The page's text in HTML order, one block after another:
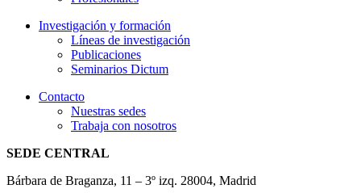
Investigación y formación
Líneas de investigación
Publicaciones
Seminarios Dictum
Contacto
Nuestras sedes
Trabaja con nosotros
SEDE CENTRAL
Bárbara de Braganza, 11 – 3º izq. 28004, Madrid